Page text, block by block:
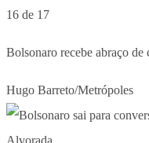
16 de 17
Bolsonaro recebe abraço de
Hugo Barreto/Metrópoles